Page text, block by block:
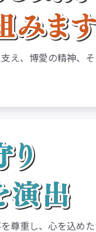
え、博愛の精神、
尊重し、心を込め